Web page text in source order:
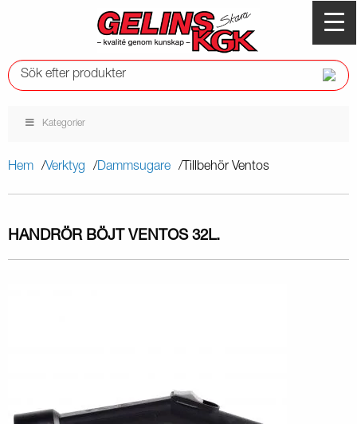
Kategorier
Hem Verktyg Dammsugare Tillbehör Ventos
HANDRÖR BÖJT VENTOS 32L.